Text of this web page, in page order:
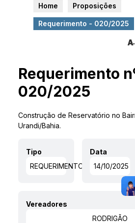
Home
Proposições
Requerimento - 020/2025
Requerimento
020/2025
Construção de Reservatório no
Urandi/Bahia.
Tipo
REQUERIMENTO
Data
14/10/2025
Vereadores
RODRIGÃO